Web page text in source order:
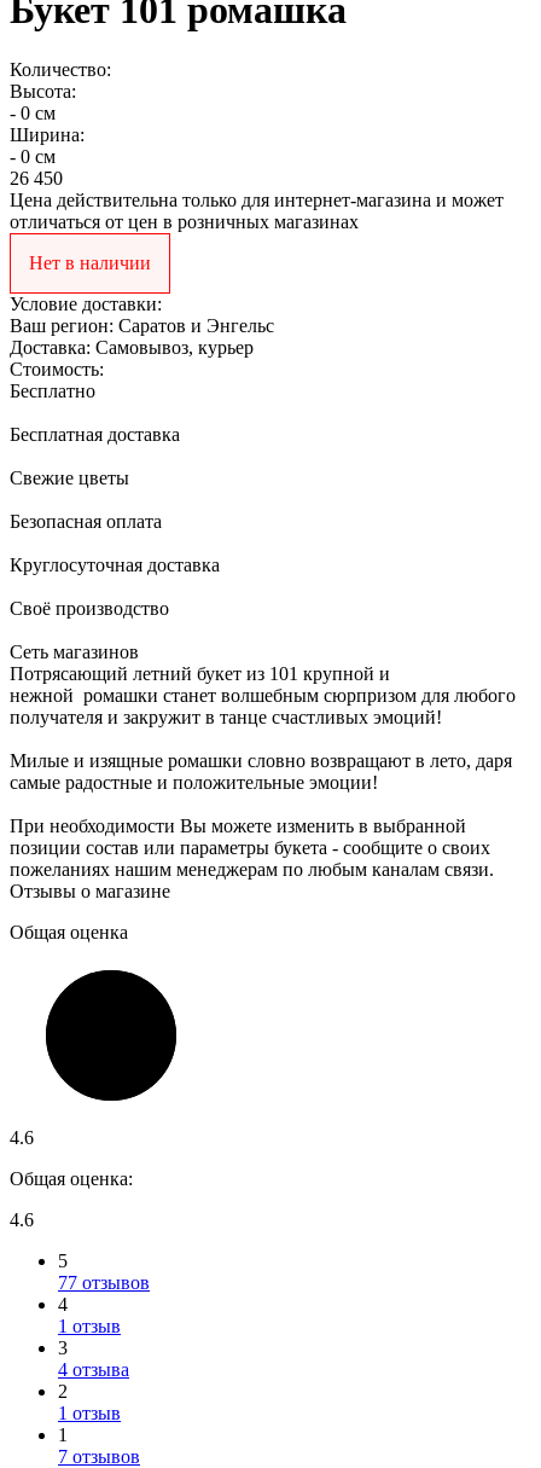
Букет 101 ромашка
Количество:
Высота:
- 0 см
Ширина:
- 0 см
26 450
Цена действительна только для интернет-магазина и может
отличаться от цен в розничных магазинах
Нет в наличии
Условие доставки:
Ваш регион: Саратов и Энгельс
Доставка: Самовывоз, курьер
Стоимость:
Бесплатно
Бесплатная доставка
Свежие цветы
Безопасная оплата
Круглосуточная доставка
Своё производство
Сеть магазинов
Потрясающий летний букет из 101 крупной и
нежной ромашки станет волшебным сюрпризом для любого
получателя и закружит в танце счастливых эмоций!
Милые и изящные ромашки словно возвращают в лето, даря
самые радостные и положительные эмоции!
При необходимости Вы можете изменить в выбранной
позиции состав или параметры букета - сообщите о своих
пожеланиях нашим менеджерам по любым каналам связи.
Отзывы о магазине
Общая оценка
4.6
Общая оценка:
4.6
5
77 отзывов
4
1 отзыв
3
4 отзыва
2
1 отзыв
1
7 отзывов